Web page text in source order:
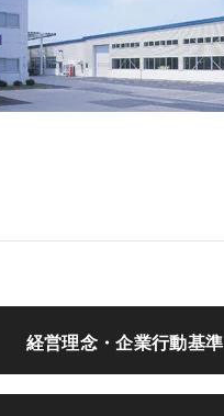
経営理念・企業行動基準